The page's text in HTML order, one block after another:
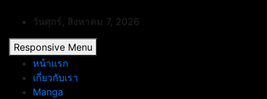
content
วันศุกร์, สิงหาคม 7, 2026
Responsive Menu
หน้าแรก
เกี่ยวกับเรา
Manga